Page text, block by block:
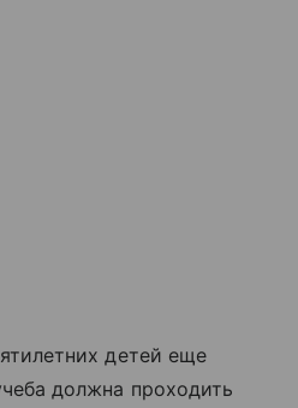
детей еще
должна проходить